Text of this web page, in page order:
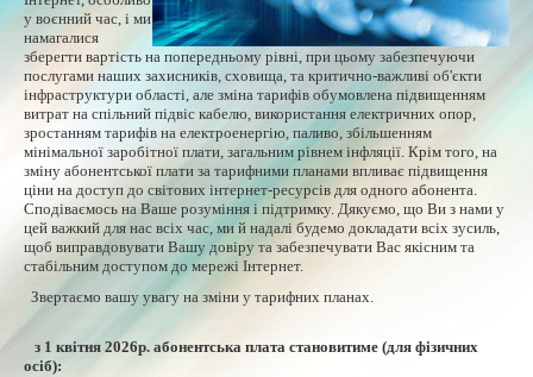
Інструкції з оплати послуг
Оплата послуг банківською картою
Особиста сторінка
Контакти
у воєнний час, і ми
намагалися
зберегти вартість на попередньому рівні, при цьому забезпечуючи
послугами наших захисників, сховища, та критично-важливі об'єкти
інфраструктури області, але зміна тарифів обумовлена підвищенням
витрат на спільний підвіс кабелю, використання електричних опор,
зростанням тарифів на електроенергію, паливо, збільшенням
мінімальної заробітної плати, загальним рівнем інфляції. Крім того, на
зміну абонентської плати за тарифними планами впливає підвищення
ціни на доступ до світових інтернет-ресурсів для одного абонента.
Сподіваємось на Ваше розуміння і підтримку. Дякуємо, що Ви з нами у
цей важкий для нас всіх час, ми й надалі будемо докладати всіх зусиль,
щоб виправдовувати Вашу довіру та забезпечувати Вас якісним та
стабільним доступом до мережі Інтернет.
Звертаємо вашу увагу на зміни у тарифних планах.
з 1 квітня 2026р. абонентська плата становитиме (для фізичних
осіб):